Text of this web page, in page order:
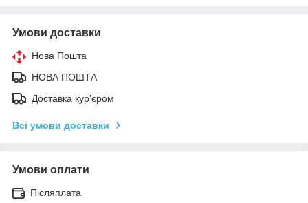
Умови доставки
Нова Пошта
НОВА ПОШТА
Доставка кур'єром
Всі умови доставки
Умови оплати
Післяплата